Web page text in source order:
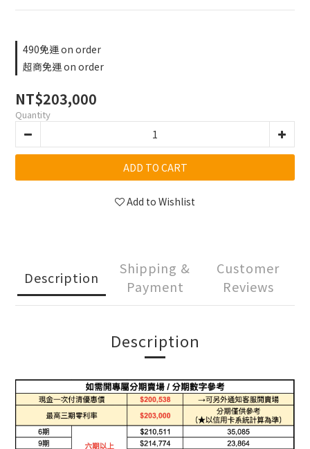
490免運 on order
超商免運 on order
NT$203,000
Quantity
ADD TO CART
Add to Wishlist
Description
Shipping &
Payment
Customer
Reviews
Description